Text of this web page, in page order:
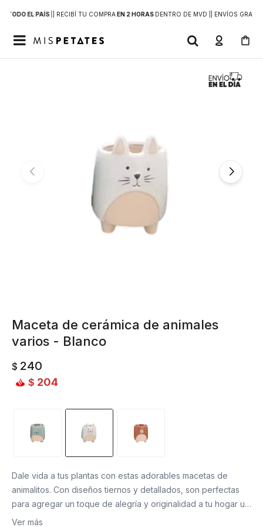
TODO EL PAÍS | RECIBÍ TU COMPRAEN 2 HORAS DENTRO DE MVD | | ENVÍOS GRATIS

Maceta de cerámica de animales
varios - Blanco
$ 240
$ 204
Dale vida a tus plantas con estas adorables macetas de
animalitos. Con diseños tiernos y detallados, son perfectas
para agregar un toque de alegría y originalidad a tu hogar u
oficina. ¡El complemento ideal para tus suculentas, cactus o
Ver más